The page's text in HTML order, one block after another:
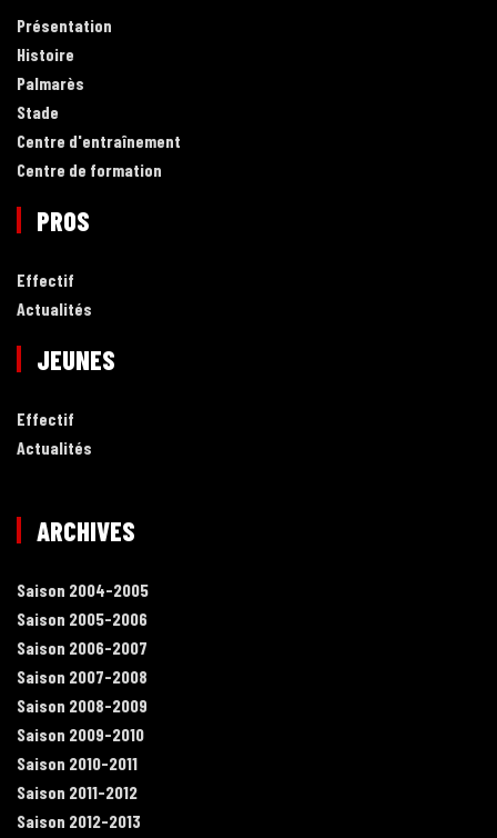
Présentation
Histoire
Palmarès
Stade
Centre d'entraînement
Centre de formation
PROS
Effectif
Actualités
JEUNES
Effectif
Actualités
ARCHIVES
Saison 2004-2005
Saison 2005-2006
Saison 2006-2007
Saison 2007-2008
Saison 2008-2009
Saison 2009-2010
Saison 2010-2011
Saison 2011-2012
Saison 2012-2013